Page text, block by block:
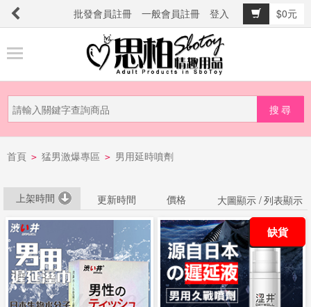
批發會員註冊 一般會員註冊 登入
$0元
品
新
品
市
提
防
詐
騙
首頁 > 猛男激爆專區 > 男用延時噴劑
上架時間 更新時間 價格 大圖顯示 /列表顯示
缺貨